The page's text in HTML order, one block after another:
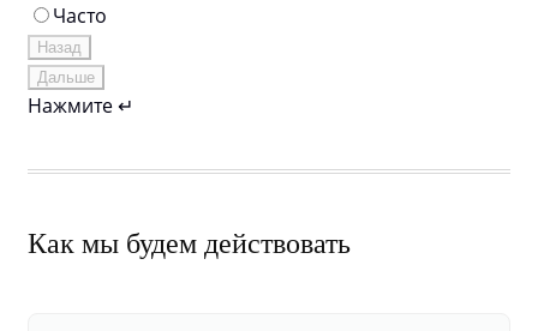
Часто
Назад
Дальше
Нажмите ↵
Как мы будем действовать